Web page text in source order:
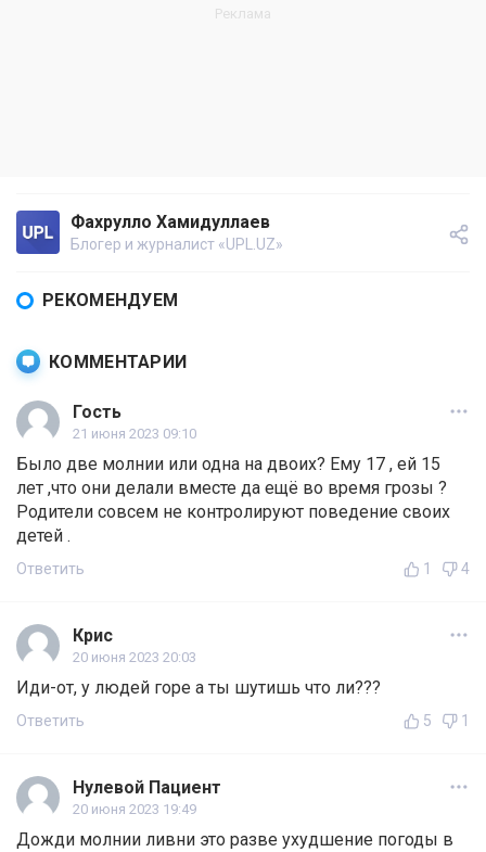
Фахрулло Хамидуллаев
Блогер и журналист «UPL.UZ»
РЕКОМЕНДУЕМ
КОММЕНТАРИИ
Гость
21 июня 2023 09:10
Было две молнии или одна на двоих? Ему 17 , ей 15
лет ,что они делали вместе да ещё во время грозы ?
Родители совсем не контролируют поведение своих
детей .
Ответить 1 4
Крис
20 июня 2023 20:03
Иди-от, у людей горе а ты шутишь что ли???
Ответить 5 1
Нулевой Пациент
20 июня 2023 19:49
Дожди молнии ливни это разве ухудшение погоды в